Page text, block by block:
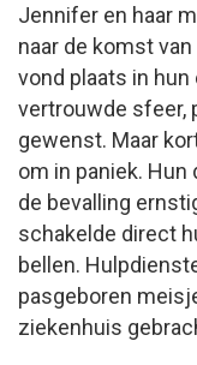
Jennifer en haar
naar de komst
vond plaats in
vertrouwde sfeer,
gewenst. Maar
om in paniek.
de bevalling
schakelde direct
bellen.
pasgeboren
ziekenhuis